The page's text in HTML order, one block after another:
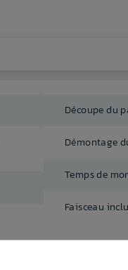
Découpe du
Démontage
Temps de
Faisceau